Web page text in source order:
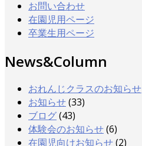
お問い合わせ
在園児用ページ
卒業生用ページ
News&Column
おれんじクラスのお知らせ
お知らせ(33)
ブログ(43)
体験会のお知らせ(6)
在園児向けお知らせ(2)